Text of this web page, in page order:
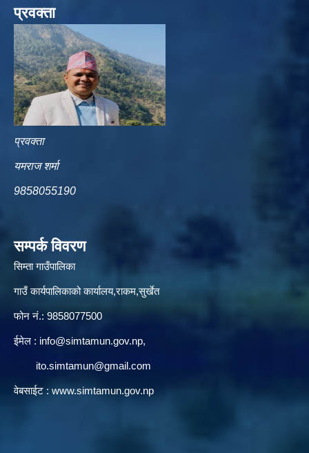
प्रवक्ता
प्रवक्ता
यमराज शर्मा
9858055190
सम्पर्क विवरण
सिम्ता गाउँपालिका
गाउँ कार्यपालिकाको कार्यालय,राकम,सुर्खेत
फोन नं.: 9858077500
ईमेल‌ : info@simtamun.gov.np,
ito.simtamun@gmail.com
वेबसाईट : www.simtamun.gov.np